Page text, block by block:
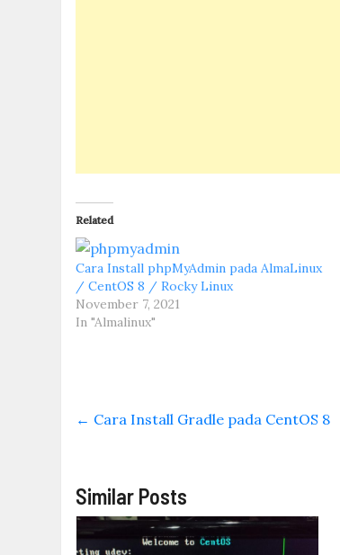
Related
Cara Install phpMyAdmin pada AlmaLinux
/ CentOS 8 / Rocky Linux
November 7, 2021
In "Almalinux"
← Cara Install Gradle pada CentOS 8
Similar Posts